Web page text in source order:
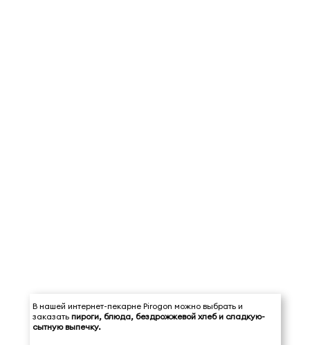
В нашей интернет-пекарне Pirogon можно выбрать и
заказать пироги, блюда, бездрожжевой хлеб и сладкую-
сытную выпечку.